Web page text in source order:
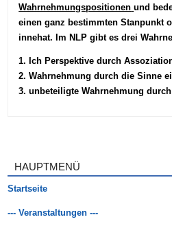
Wahrnehmungspositionen und
einen ganz bestimmten Stanpunkt
innehat. Im NLP gibt es drei
1. Ich Perspektive durch
2. Wahrnehmung durch die Sinne
3. unbeteiligte Wahrnehmung
HAUPTMENÜ
Startseite
--- Veranstaltungen ---